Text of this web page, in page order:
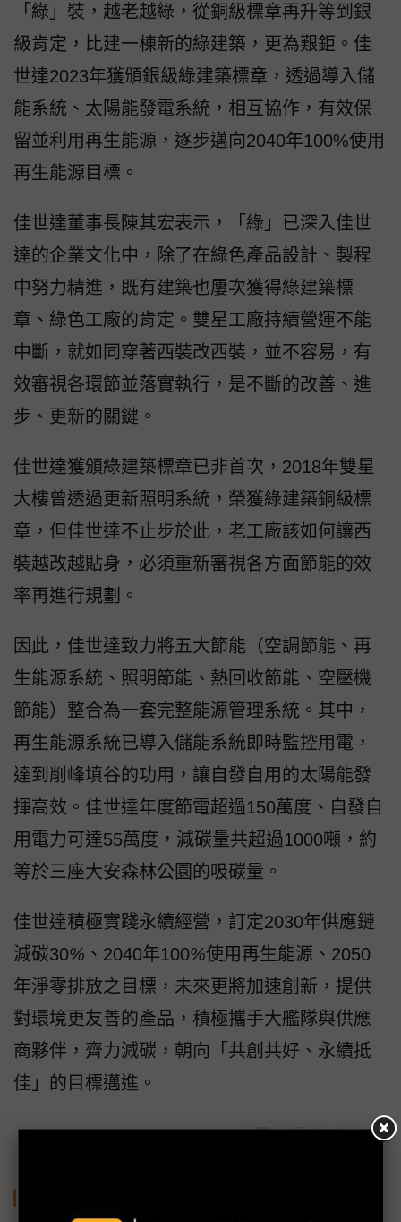
「綠」裝，越老越綠，從銅級標章再升等到銀
級肯定，比建一棟新的綠建築，更為艱鉅。佳
世達2023年獲頒銀級綠建築標章，透過導入儲
能系統、太陽能發電系統，相互協作，有效保
留並利用再生能源，逐步邁向2040年100%使用
再生能源目標。
佳世達董事長陳其宏表示，「綠」已深入佳世
達的企業文化中，除了在綠色產品設計、製程
中努力精進，既有建築也屢次獲得綠建築標
章、綠色工廠的肯定。雙星工廠持續營運不能
中斷，就如同穿著西裝改西裝，並不容易，有
效審視各環節並落實執行，是不斷的改善、進
步、更新的關鍵。
佳世達獲頒綠建築標章已非首次，2018年雙星
大樓曾透過更新照明系統，榮獲綠建築銅級標
章，但佳世達不止步於此，老工廠該如何讓西
裝越改越貼身，必須重新審視各方面節能的效
率再進行規劃。
因此，佳世達致力將五大節能（空調節能、再
生能源系統、照明節能、熱回收節能、空壓機
節能）整合為一套完整能源管理系統。其中，
再生能源系統已導入儲能系統即時監控用電，
達到削峰填谷的功用，讓自發自用的太陽能發
揮高效。佳世達年度節電超過150萬度、自發自
用電力可達55萬度，減碳量共超過1000噸，約
等於三座大安森林公園的吸碳量。
佳世達積極實踐永續經營，訂定2030年供應鏈
減碳30% 、2040年100%使用再生能源、2050
年淨零排放之目標，未來更將加速創新，提供
對環境更友善的產品，積極攜手大艦隊與供應
商夥伴，齊力減碳，朝向「共創共好、永續抵
佳」的目標邁進。